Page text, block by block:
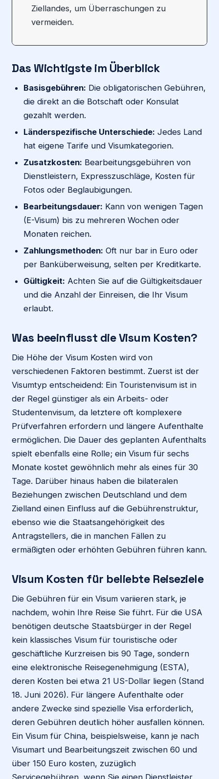
Ziellandes, um Überraschungen zu
vermeiden.
Das Wichtigste im Überblick
Basisgebühren: Die obligatorischen Gebühren,
die direkt an die Botschaft oder Konsulat
gezahlt werden.
Länderspezifische Unterschiede: Jedes Land
hat eigene Tarife und Visumkategorien.
Zusatzkosten: Bearbeitungsgebühren von
Dienstleistern, Expresszuschläge, Kosten für
Fotos oder Beglaubigungen.
Bearbeitungsdauer: Kann von wenigen Tagen
(E-Visum) bis zu mehreren Wochen oder
Monaten reichen.
Zahlungsmethoden: Oft nur bar in Euro oder
per Banküberweisung, selten per Kreditkarte.
Gültigkeit: Achten Sie auf die Gültigkeitsdauer
und die Anzahl der Einreisen, die Ihr Visum
erlaubt.
Was beeinflusst die Visum Kosten?
Die Höhe der Visum Kosten wird von
verschiedenen Faktoren bestimmt. Zuerst ist der
Visumtyp entscheidend: Ein Touristenvisum ist in
der Regel günstiger als ein Arbeits- oder
Studentenvisum, da letztere oft komplexere
Prüfverfahren erfordern und längere Aufenthalte
ermöglichen. Die Dauer des geplanten Aufenthalts
spielt ebenfalls eine Rolle; ein Visum für sechs
Monate kostet gewöhnlich mehr als eines für 30
Tage. Darüber hinaus haben die bilateralen
Beziehungen zwischen Deutschland und dem
Zielland einen Einfluss auf die Gebührenstruktur,
ebenso wie die Staatsangehörigkeit des
Antragstellers, die in manchen Fällen zu
ermäßigten oder erhöhten Gebühren führen kann.
Visum Kosten für beliebte Reiseziele
Die Gebühren für ein Visum variieren stark, je
nachdem, wohin Ihre Reise Sie führt. Für die USA
benötigen deutsche Staatsbürger in der Regel
kein klassisches Visum für touristische oder
geschäftliche Kurzreisen bis 90 Tage, sondern
eine elektronische Reisegenehmigung (ESTA),
deren Kosten bei etwa 21 US-Dollar liegen (Stand
18. Juni 2026). Für längere Aufenthalte oder
andere Zwecke sind spezielle Visa erforderlich,
deren Gebühren deutlich höher ausfallen können.
Ein Visum für China, beispielsweise, kann je nach
Visumart und Bearbeitungszeit zwischen 60 und
über 150 Euro kosten, zuzüglich
Servicegebühren, wenn Sie einen Dienstleister